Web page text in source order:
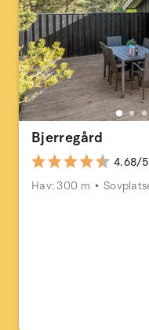
Bjerregård
4.68/5
Hav: 300 m